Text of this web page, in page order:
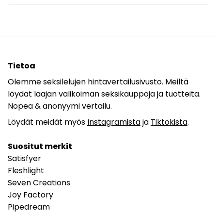
Tietoa
Olemme seksilelujen hintavertailusivusto. Meiltä
löydät laajan valikoiman seksikauppoja ja tuotteita.
Nopea & anonyymi vertailu.
Löydät meidät myös Instagramistaja Tiktokista.
Suositut merkit
Satisfyer
Fleshlight
Seven Creations
Joy Factory
Pipedream